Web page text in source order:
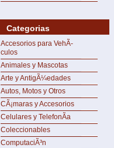
Categorias
Accesorios para VehÃ­
culos
Animales y Mascotas
Arte y AntigÃ¼edades
Autos, Motos y Otros
CÃ¡maras y Accesorios
Celulares y TelefonÃ­a
Coleccionables
ComputaciÃ³n